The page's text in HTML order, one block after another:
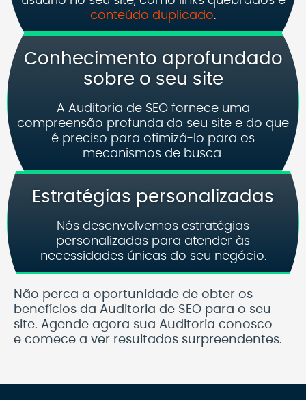
conteúdo duplicado
Conhecimento aprofundado
sobre o seu site
A Auditoria de SEO fornece uma
compreensão profunda do seu site e do que
é preciso para otimizá-lo para os
mecanismos de busca.
Estratégias personalizadas
Nós desenvolvemos estratégias
personalizadas para atender às
necessidades únicas do seu negócio.
Não perca a oportunidade de obter os
benefícios da Auditoria de SEO para o seu
site. Agende agora sua Auditoria conosco
e comece a ver resultados surpreendentes.